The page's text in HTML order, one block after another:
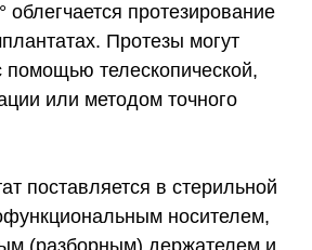
облегчается протезирование
Протезы могут
помощью телескопической,
или методом точного
поставляется в стерильной
носителем,